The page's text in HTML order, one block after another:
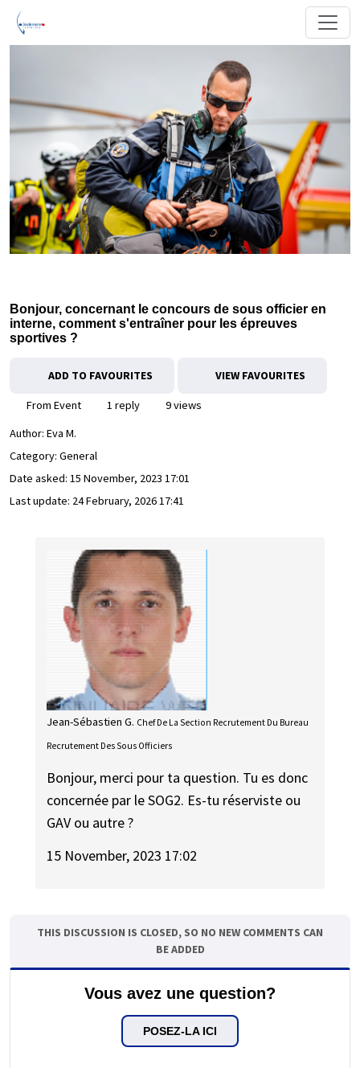
Bonjour, concernant le concours de sous officier en
interne, comment s'entraîner pour les épreuves
sportives ?
ADD TO FAVOURITES VIEW FAVOURITES
From Event 1 reply
9 views
Author: Eva M.
Category: General
Date asked: 15 November, 2023 17:01
Last update: 24 February, 2026 17:41
Jean-Sébastien G. Chef De La Section Recrutement Du Bureau
Recrutement Des Sous Officiers
Bonjour, merci pour ta question. Tu es donc
concernée par le SOG2. Es-tu réserviste ou
GAV ou autre ?
15 November, 2023 17:02
THIS DISCUSSION IS CLOSED, SO NO NEW COMMENTS CAN
BE ADDED
Vous avez une question?
POSEZ-LA ICI